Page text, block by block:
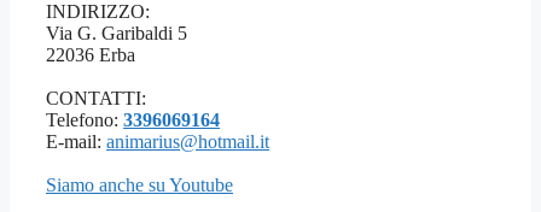
INDIRIZZO:
Via G. Garibaldi 5
22036 Erba
CONTATTI:
Telefono: 3396069164
E-mail: animarius@hotmail.it
Siamo anche su Youtube